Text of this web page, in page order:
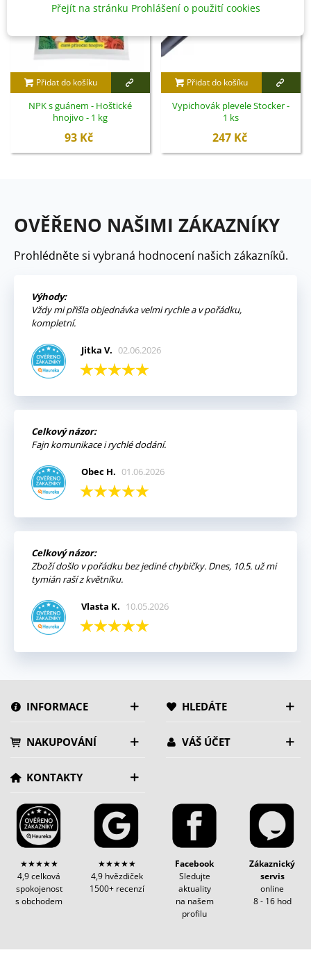
Přidat do košíku
NPK s guánem - Hoštické
hnojivo - 1 kg
93 Kč
Přidat do košíku
Vypichovák plevele Stocker -
1 ks
247 Kč
OVĚŘENO NAŠIMI ZÁKAZNÍKY
Prohlédněte si vybraná hodnocení našich zákazníků.
Výhody:
Vždy mi přišla objednávka velmi rychle a v pořádku,
kompletní.
Jitka V. 02.06.2026
Celkový názor:
Fajn komunikace i rychlé dodání.
Obec H. 01.06.2026
Celkový názor:
Zboží došlo v pořádku bez jediné chybičky. Dnes, 10.5. už mi
tymián raší z květníku.
Vlasta K. 10.05.2026
INFORMACE HLEDÁTE
NAKUPOVÁNÍ VÁŠ ÚČET
KONTAKTY
★★★★★
4,9 celková
spokojenost
s obchodem
★★★★★
4,9 hvězdiček
1500+ recenzí
Facebook
Sledujte
aktuality
na našem
profilu
Zákaznický
servis
online
8 - 16 hod
Přejít na stránku Prohlášení o použití cookies